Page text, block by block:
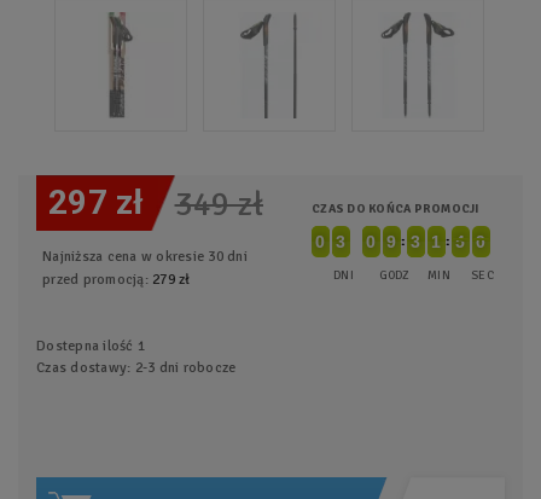
297 zł 349 zł
Najniższa cena w okresie 30 dni
przed promocją: 279 zł
CZAS DO KOŃCA PROMOCJI
0
0
0 3
3
0 0
0
0 9
9
0 3
3
0 1
1
0 4
4
5 9
8
9
DNI GODZ MIN SEC
Dostepna ilość 1
Czas dostawy: 2-3 dni robocze